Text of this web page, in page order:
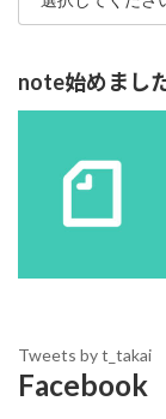
note始めまし
Tweets by t_takai
Facebook